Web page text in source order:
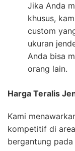
Jika Anda
khusus,
custom
ukuran
Anda bisa
orang lain.
Harga Teralis
Kami
kompetitif di
bergantung